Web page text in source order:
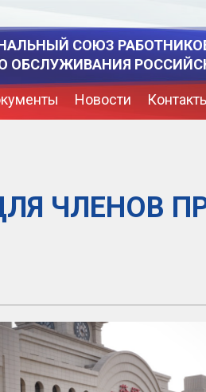
СОЮЗ
ОБСЛУЖИВАНИЯ
Новости
ЧЛЕНОВ